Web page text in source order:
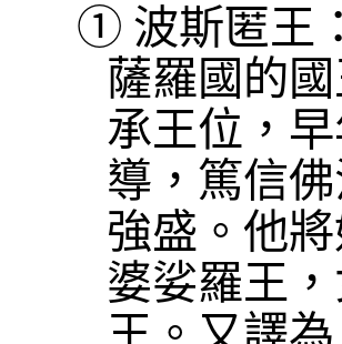
① 波斯匿王
薩羅國的
承王位，
導，篤信
強盛。他
婆娑羅王
王。又譯